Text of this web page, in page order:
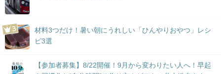
材料3つだけ！暑い朝にうれしい「ひんやりおやつ」レシ
ピ3選
【参加者募集】8/22開催！9月から変わりたい人へ！早起